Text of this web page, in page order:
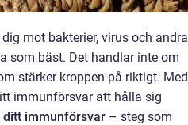
mot bakterier, virus och andra
som bäst. Det handlar inte om
stärker kroppen på riktigt. Med
immunförsvar att hålla sig
ditt immunförsvar – steg som